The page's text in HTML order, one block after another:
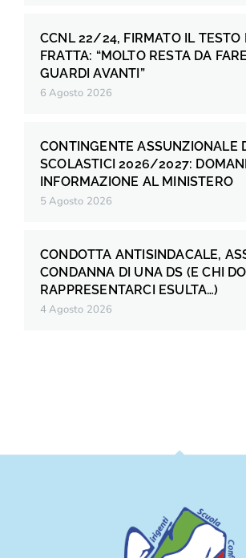
CCNL 22/24, FIRMATO IL TESTO
FRATTA: “MOLTO RESTA DA
GUARDI AVANTI”
6 Agosto 2026
CONTINGENTE ASSUNZIONALE
SCOLASTICI 2026/2027: DOMANI
INFORMAZIONE AL MINISTERO
5 Agosto 2026
CONDOTTA ANTISINDACALE,
CONDANNA DI UNA DS (E CHI
RAPPRESENTARCI ESULTA…)
4 Agosto 2026